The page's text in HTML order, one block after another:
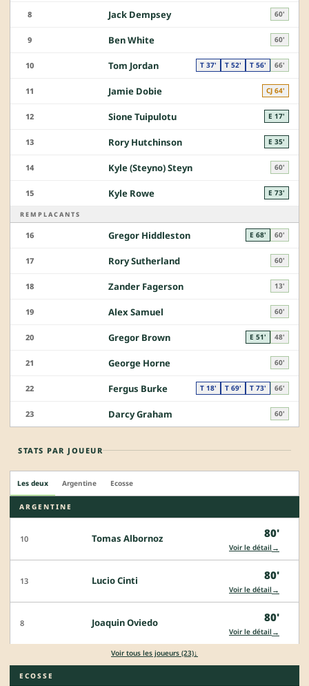
8 Jack Dempsey 60'
9 Ben White 60'
10 Tom Jordan T 37' T 52' T 56' 66'
11 Jamie Dobie CJ 64'
12 Sione Tuipulotu E 17'
13 Rory Hutchinson E 35'
14 Kyle (Steyno) Steyn 60'
15 Kyle Rowe E 73'
REMPLACANTS
16 Gregor Hiddleston E 68' 60'
17 Rory Sutherland 60'
18 Zander Fagerson 13'
19 Alex Samuel 60'
20 Gregor Brown E 51' 48'
21 George Horne 60'
22 Fergus Burke T 18' T 69' T 73' 66'
23 Darcy Graham 60'
STATS PAR JOUEUR
Les deux Argentine Ecosse
ARGENTINE
10 Tomas Albornoz 80'
Voir le détail →
13 Lucio Cinti 80'
Voir le détail →
8 Joaquin Oviedo 80'
Voir le détail →
Voir tous les joueurs (23)↓
ECOSSE